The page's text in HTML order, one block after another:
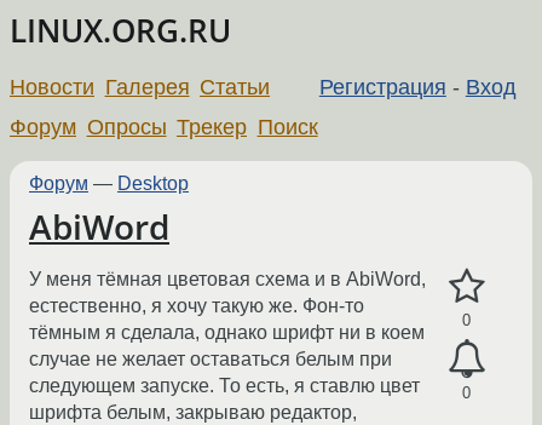
LINUX.ORG.RU
Регистрация - Вход
Новости Галерея Статьи
Форум Опросы Трекер Поиск
Форум — Desktop
AbiWord
0
0
У меня тёмная цветовая схема и в AbiWord,
естественно, я хочу такую же. Фон-то
тёмным я сделала, однако шрифт ни в коем
случае не желает оставаться белым при
следующем запуске. То есть, я ставлю цвет
шрифта белым, закрываю редактор,